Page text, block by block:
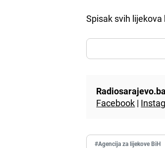
Spisak svih
Radiosarajevo.ba
Facebook |
#Agencija za lijekove BiH